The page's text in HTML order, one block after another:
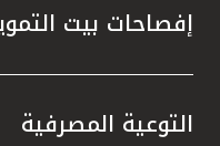
إفصاحات بيت
التوعية المصرفية